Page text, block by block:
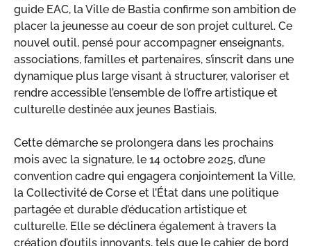
guide EAC, la Ville de Bastia confirme son ambition de
placer la jeunesse au coeur de son projet culturel. Ce
nouvel outil, pensé pour accompagner enseignants,
associations, familles et partenaires, s’inscrit dans une
dynamique plus large visant à structurer, valoriser et
rendre accessible l’ensemble de l’offre artistique et
culturelle destinée aux jeunes Bastiais.
Cette démarche se prolongera dans les prochains
mois avec la signature, le 14 octobre 2025, d’une
convention cadre qui engagera conjointement la Ville,
la Collectivité de Corse et l’État dans une politique
partagée et durable d’éducation artistique et
culturelle. Elle se déclinera également à travers la
création d’outils innovants, tels que le cahier de bord